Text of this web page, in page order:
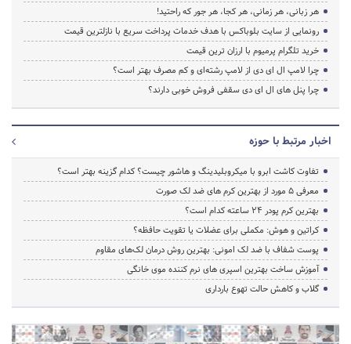
هر زبانی، هر زمانی، هر کجا، هر جور که راحتید!
رونمایی از سایت بلوباکس با هدف خدمات پرداخت سریع با نازلترین قیمت
خرید تلگرام پرمیوم با ارزان ترین قیمت
چرا لامپ ال ای دی از لامپ رشته‌ای و کم مصرف بهتر است؟
چرا پنل های ال ای دی سقفی فروش خوبی دارند؟
اخبار مرتبط با حوزه
تفاوت کاشت ابرو با میکروبلیدینگ و هاشور چیست؟ کدام گزینه بهتر است؟
معرفی 5 مورد از بهترین کرم های ضد لک صورت
بهترین کرم پودر 24 ساعته کدام است؟
کراتین و هوش: مکملی برای عضلات یا تقویت حافظه؟
پوست شفاف با ضد لک امونی: بهترین روش درمان لک‌های مقاوم
آموزش ساخت بهترین اسپری های نرم‌ کننده موی خانگی
گلاب و کاهش حالت تهوع بارداری